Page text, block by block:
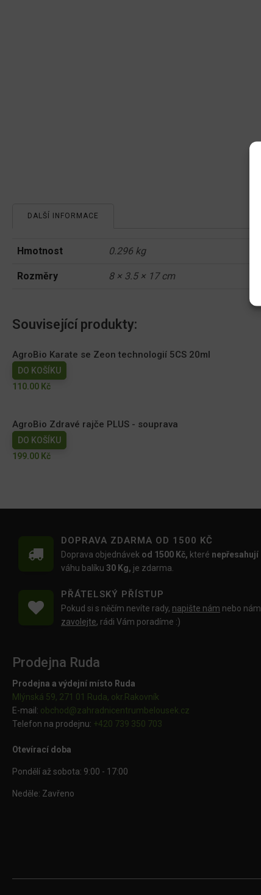
DALŠÍ INFORMACE
Hmotnost 0.296 kg
Rozměry 8 × 3.5 × 17 cm
Související produkty:
AgroBio Karate se Zeon technologií 5CS 20ml
DO KOŠÍKU
110.00 Kč
AgroBio Zdravé rajče PLUS - souprava
DO KOŠÍKU
199.00 Kč
DOPRAVA ZDARMA OD 1500 KČ
Doprava objednávek od 1500 Kč, které nepřesahují
váhu balíku30 Kg, je zdarma.
PŘÁTELSKÝ PŘÍSTUP
Pokud si s něčím nevíte rady, napište nám nebo nám
zavolejte, rádi Vám poradíme :)
Prodejna Ruda
Prodejna a výdejní místo Ruda
Mlýnská 59, 271 01 Ruda, okr.Rakovník
E-mail: obchod@zahradnicentrumbelousek.cz
Telefon na prodejnu: +420 739 350 703
Otevírací doba
Pondělí až sobota: 9:00 - 17:00
Neděle: Zavřeno